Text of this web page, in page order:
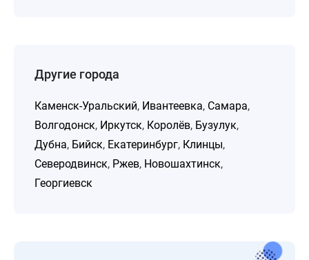
Другие города
Каменск-Уральский, Ивантеевка, Самара,
Волгодонск, Иркутск, Королёв, Бузулук,
Дубна, Бийск, Екатеринбург, Клинцы,
Северодвинск, Ржев, Новошахтинск,
Георгиевск